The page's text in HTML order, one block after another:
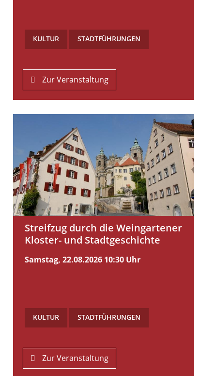
KULTUR STADTFÜHRUNGEN
Zur Veranstaltung
Streifzug durch die Weingartener
Kloster- und Stadtgeschichte
Samstag, 22.08.2026 10:30 Uhr
KULTUR STADTFÜHRUNGEN
Zur Veranstaltung